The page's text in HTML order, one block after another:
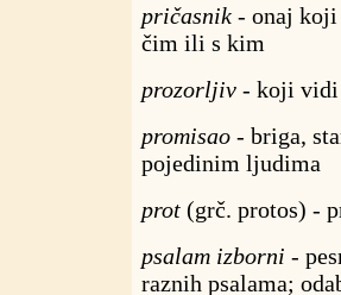
pričasnik - onaj koji
čim ili s kim
prozorljiv - koji vidi
promisao - briga,
pojedinim ljudima
prot (grč. protos) -
psalam izborni -
raznih psalama;